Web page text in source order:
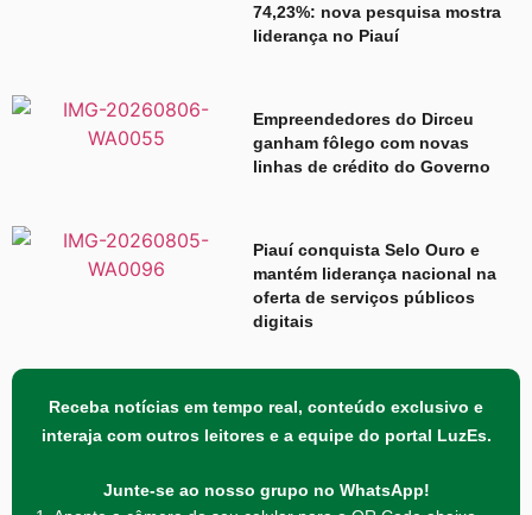
74,23%: nova pesquisa mostra
liderança no Piauí
Empreendedores do Dirceu
ganham fôlego com novas
linhas de crédito do Governo
Piauí conquista Selo Ouro e
mantém liderança nacional na
oferta de serviços públicos
digitais
Receba notícias em tempo real, conteúdo exclusivo e
interaja com outros leitores e a equipe do portal LuzEs.
Junte-se ao nosso grupo no WhatsApp!